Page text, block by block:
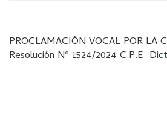
PROCLAMACIÓN VOCAL POR LA
Resolución Nº 1524/2024 C.P.E